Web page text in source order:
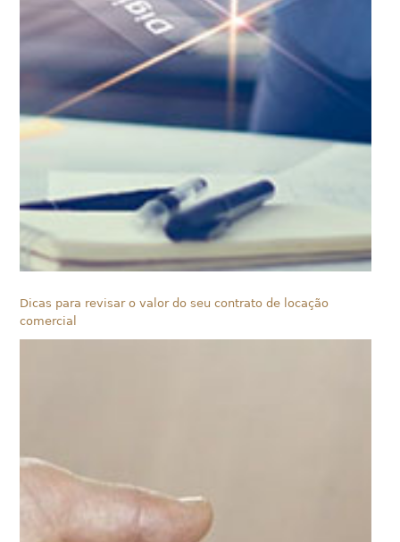
Dicas para revisar o valor do seu contrato de locação
comercial